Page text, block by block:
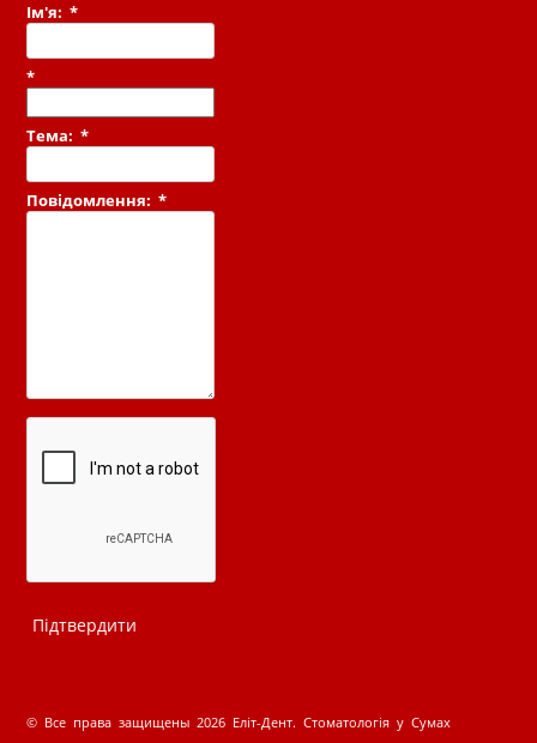
Ім'я:*
*
Тема:*
Повідомлення:*
© Все права защищены 2026 Еліт-Дент. Стоматологія у Сумах